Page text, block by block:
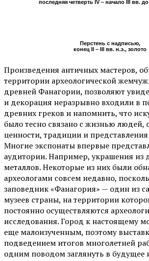
последняя четверть IV – начало III вв.
Перстень с надписью,
конец II – III вв. н.э., золото
Произведения античных мастеров,
территории археологической
древней Фанагории, позволяют
и декорация неразрывно входили в
древних греков и напомнить, что
было тесно связано с жизнью людей,
ценности, традиции и
Многие экспонаты впервые
аудитории. Например, украшения из
металлов. Некоторые из них были
археологами совсем недавно,
заповедник «Фанагория» — один из
музеев страны, на территории
постоянно осуществляются
исследования. Город к настоящему
еще малоизученным, поэтому
подведением итогов многолетней
одним поводом заглянуть в будущее